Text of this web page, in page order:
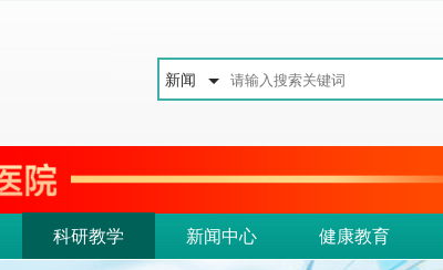
新闻
科研教学 新闻中心 健康教育